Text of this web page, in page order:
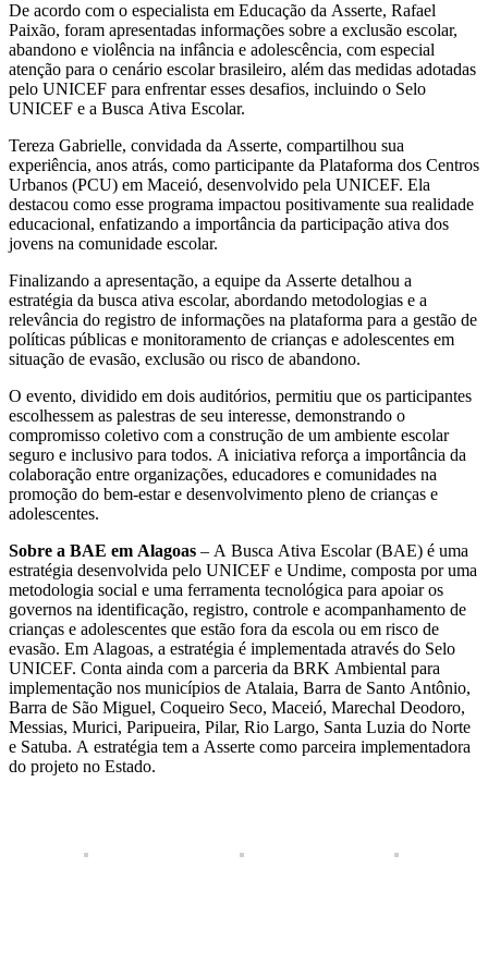
De acordo com o especialista em Educação da Asserte, Rafael
Paixão, foram apresentadas informações sobre a exclusão escolar,
abandono e violência na infância e adolescência, com especial
atenção para o cenário escolar brasileiro, além das medidas adotadas
pelo UNICEF para enfrentar esses desafios, incluindo o Selo
UNICEF e a Busca Ativa Escolar.
Tereza Gabrielle, convidada da Asserte, compartilhou sua
experiência, anos atrás, como participante da Plataforma dos Centros
Urbanos (PCU) em Maceió, desenvolvido pela UNICEF. Ela
destacou como esse programa impactou positivamente sua realidade
educacional, enfatizando a importância da participação ativa dos
jovens na comunidade escolar.
Finalizando a apresentação, a equipe da Asserte detalhou a
estratégia da busca ativa escolar, abordando metodologias e a
relevância do registro de informações na plataforma para a gestão de
políticas públicas e monitoramento de crianças e adolescentes em
situação de evasão, exclusão ou risco de abandono.
O evento, dividido em dois auditórios, permitiu que os participantes
escolhessem as palestras de seu interesse, demonstrando o
compromisso coletivo com a construção de um ambiente escolar
seguro e inclusivo para todos. A iniciativa reforça a importância da
colaboração entre organizações, educadores e comunidades na
promoção do bem-estar e desenvolvimento pleno de crianças e
adolescentes.
Sobre a BAE em Alagoas – A Busca Ativa Escolar (BAE) é uma
estratégia desenvolvida pelo UNICEF e Undime, composta por uma
metodologia social e uma ferramenta tecnológica para apoiar os
governos na identificação, registro, controle e acompanhamento de
crianças e adolescentes que estão fora da escola ou em risco de
evasão. Em Alagoas, a estratégia é implementada através do Selo
UNICEF. Conta ainda com a parceria da BRK Ambiental para
implementação nos municípios de Atalaia, Barra de Santo Antônio,
Barra de São Miguel, Coqueiro Seco, Maceió, Marechal Deodoro,
Messias, Murici, Paripueira, Pilar, Rio Largo, Santa Luzia do Norte
e Satuba. A estratégia tem a Asserte como parceira implementadora
do projeto no Estado.